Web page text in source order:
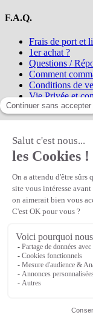
F.A.Q.
Frais de port et
1er achat ?
Questions /
Comment
Conditions de
Vie Privée et
Qui sommes-
la référence en perles
perles en ligne, telles
et cristaux et strass
apprêts en Argent
Matière Première est
Première
Veuillez patienter...
Continuer vos achats